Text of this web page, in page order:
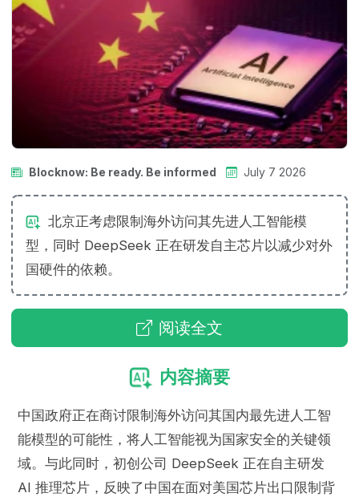
Blocknow: Be ready. Be informed July 7 2026
北京正考虑限制海外访问其先进人工智能模
型，同时 DeepSeek 正在研发自主芯片以减少对外
国硬件的依赖。
阅读全文
内容摘要
中国政府正在商讨限制海外访问其国内最先进人工智
能模型的可能性，将人工智能视为国家安全的关键领
域。与此同时，初创公司 DeepSeek 正在自主研发
AI 推理芯片，反映了中国在面对美国芯片出口限制背